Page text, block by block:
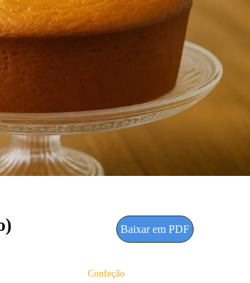
Baixar em PDF
Confeção